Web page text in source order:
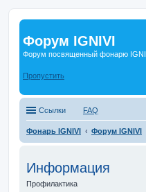
Форум IGNIVI
Форум посвященный фонарю
Пропустить
Ссылки FAQ
Фонарь IGNIVI Форум IGNIVI
Информация
Профилактика